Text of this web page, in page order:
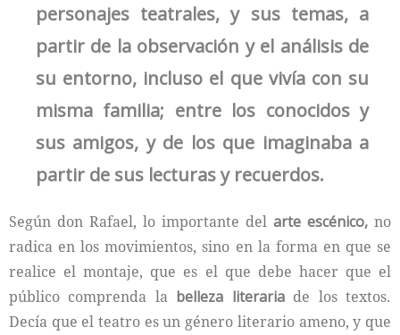
personajes teatrales, y sus temas, a
partir de la observación y el análisis de
su entorno, incluso el que vivía con su
misma familia; entre los conocidos y
sus amigos, y de los que imaginaba a
partir de sus lecturas y recuerdos.
Según don Rafael, lo importante del arte escénico, no
radica en los movimientos, sino en la forma en que se
realice el montaje, que es el que debe hacer que el
público comprenda la belleza literariade los textos.
Decía que el teatro es un género literario ameno, y que